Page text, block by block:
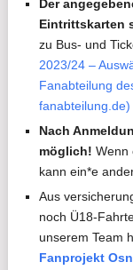
Der
Eintrittskarten
zu Bus- und
2023/24 –
Fanabteilung
fanabteilung.de)
Nach
möglich! Wenn
kann ein*e
Aus
noch Ü18-
unserem Team
Fanprojekt